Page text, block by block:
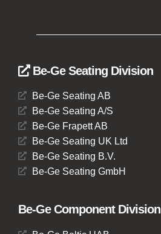
Be-Ge Seating Division
Be-Ge Seating AB
Be-Ge Seating A/S
Be-Ge Frapett AB
Be-Ge Seating UK Ltd
Be-Ge Seating B.V.
Be-Ge Seating GmbH
Be-Ge Component Division